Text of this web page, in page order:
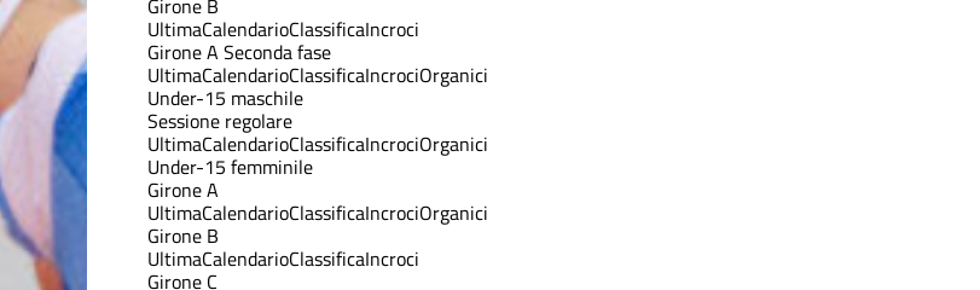
UltimaCalendarioClassificaIncroci
Girone A Seconda fase
UltimaCalendarioClassificaIncrociOrganici
Under-15 maschile
Sessione regolare
UltimaCalendarioClassificaIncrociOrganici
Under-15 femminile
Girone A
UltimaCalendarioClassificaIncrociOrganici
Girone B
UltimaCalendarioClassificaIncroci
Girone C